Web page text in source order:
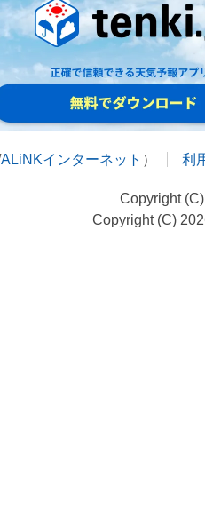
ALiNKインターネット ） 利
Copyright
Copyright (C)